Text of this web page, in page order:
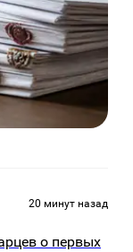
20 минут назад
о первых